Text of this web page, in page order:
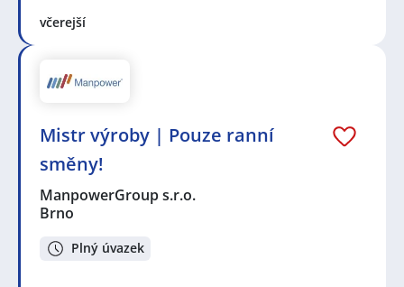
včerejší
Mistr výroby | Pouze ranní
směny!
ManpowerGroup s.r.o.
Brno
Plný úvazek